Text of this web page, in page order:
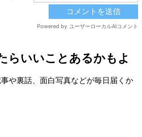
や裏話、面白写真などが毎日届くか